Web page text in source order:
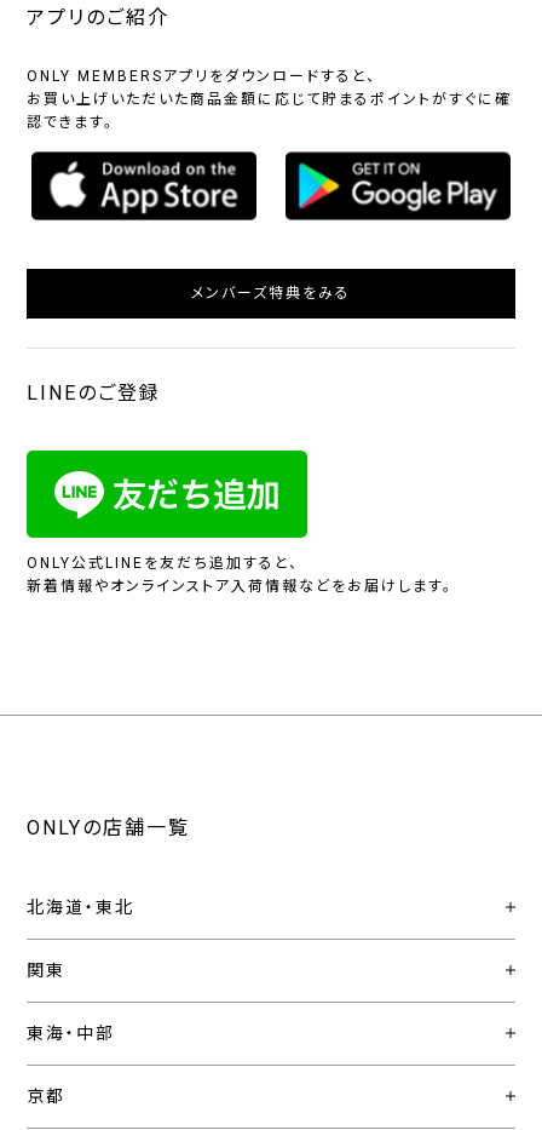
アプリのご紹介
ONLY MEMBERSアプリをダウンロードすると、
お買い上げいただいた商品金額に応じて貯まるポイントがすぐに確
認できます。
メンバーズ特典をみる
LINEのご登録
ONLY公式LINEを友だち追加すると、
新着情報やオンラインストア入荷情報などをお届けします。
ONLYの店舗一覧
北海道・東北
関東
東海・中部
京都